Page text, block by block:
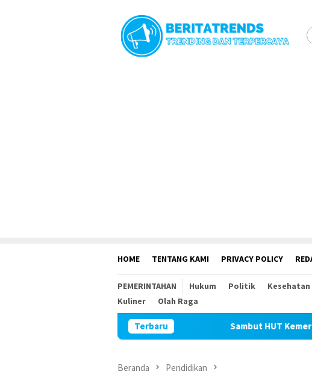
HOME TENTANG KAMI PRIVACY POLICY
PEMERINTAHAN Hukum Politik Kesehatan
Kuliner
Olah Raga
Terbaru
Sambut HUT Kemerdekaan RI ke-81,
Beranda Pendidikan